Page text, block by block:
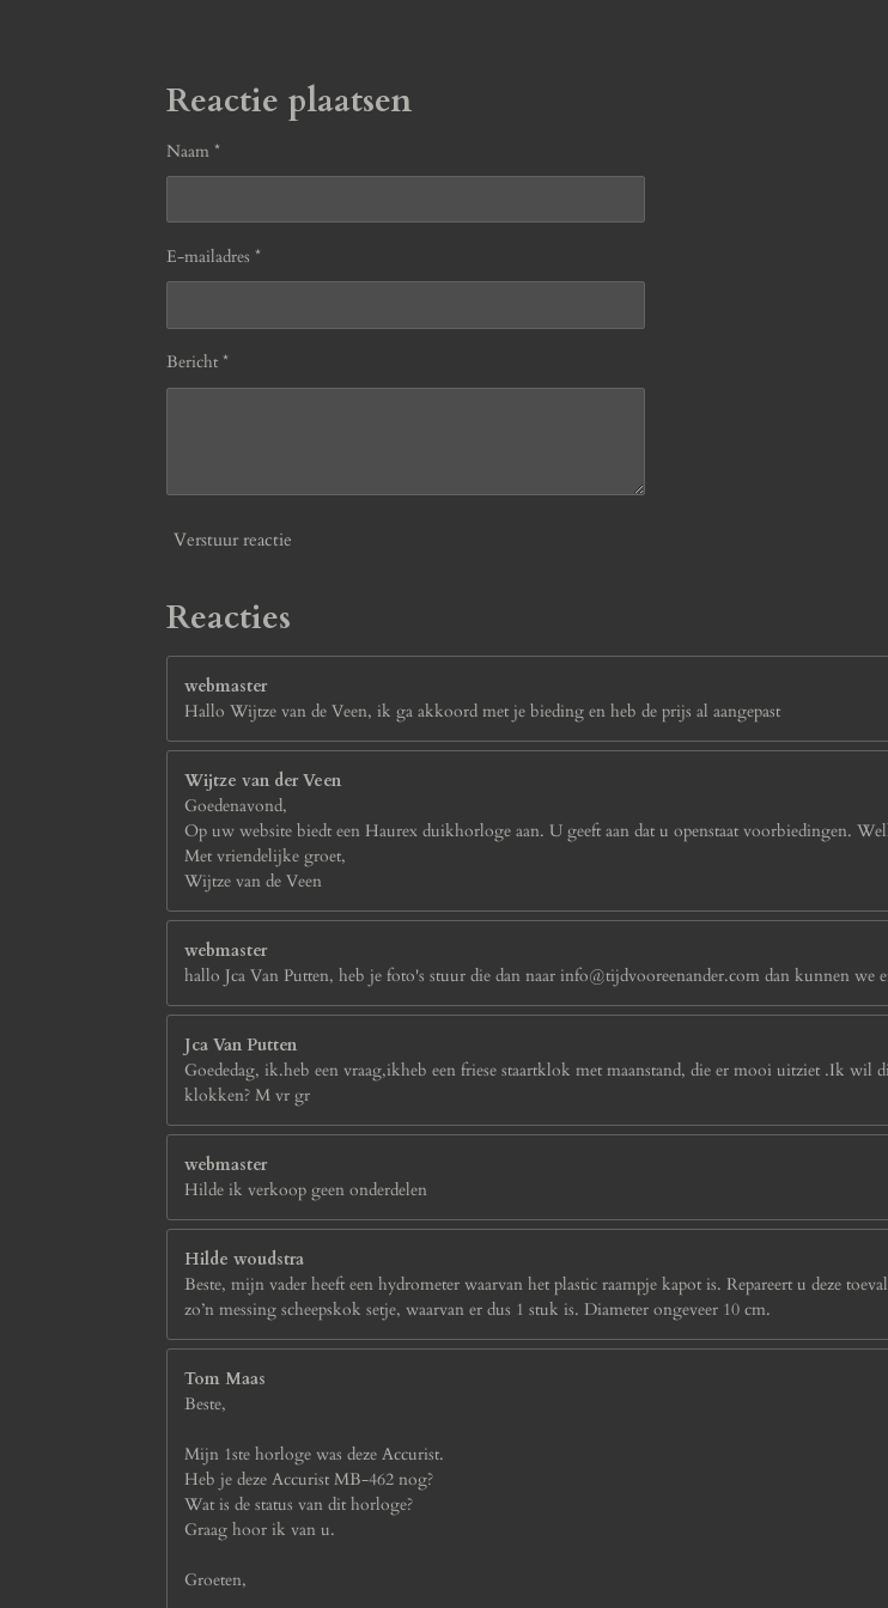
Reactie plaatsen
Naam *
E-mailadres *
Bericht *
Verstuur reactie
Reacties
webmaster
Hallo Wijtze van de Veen, ik ga akkoord met je bieding en heb de prijs al aangepast
Wijtze van der Veen
Goedenavond,
Op uw website biedt een Haurex duikhorloge aan. U geeft aan dat u openstaat voorbiedingen.
Met vriendelijke groet,
Wijtze van de Veen
webmaster
hallo Jca Van Putten, heb je foto's stuur die dan naar info@tijdvooreenander.com dan kunnen we
Jca Van Putten
Goededag, ik.heb een vraag,ikheb een friese staartklok met maanstand, die er mooi uitziet .Ik
klokken? M vr gr
webmaster
Hilde ik verkoop geen onderdelen
Hilde woudstra
Beste, mijn vader heeft een hydrometer waarvan het plastic raampje kapot is. Repareert u deze
zo’n messing scheepskok setje, waarvan er dus 1 stuk is. Diameter ongeveer 10 cm.
Tom Maas
Beste,
Mijn 1ste horloge was deze Accurist.
Heb je deze Accurist MB-462 nog?
Wat is de status van dit horloge?
Graag hoor ik van u.
Groeten,